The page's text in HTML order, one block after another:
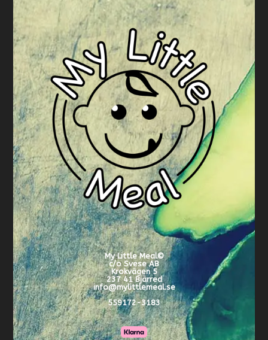
My Little Meal©
c/o Svese AB
Krokvägen 5
237 41 Bjärred
info@mylittlemeal.se
559172-3183